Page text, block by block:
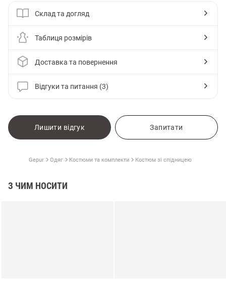
Склад та догляд
Таблиця розмірів
Доставка та повернення
Відгуки та питання (3)
Лишити відгук Запитати
Gepur Одяг Костюми та комплекти Костюм зі спідницею
З ЧИМ НОСИТИ